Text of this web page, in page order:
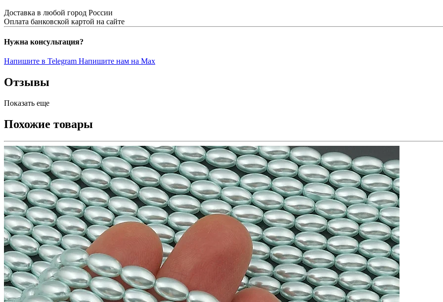
Доставка в любой город России
Оплата банковской картой на сайте
Нужна консультация?
Напишите в Telegram Напишите нам на Max
Отзывы
Показать еще
Похожие товары